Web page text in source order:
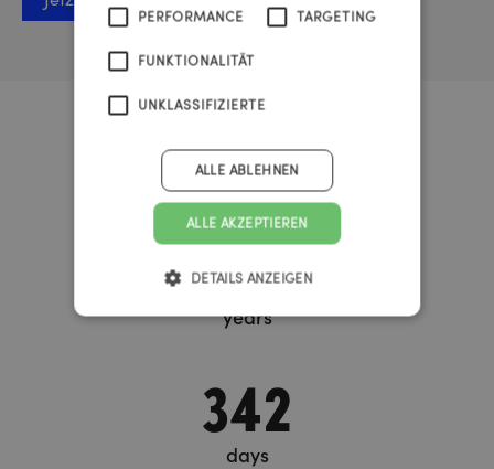
Urknall Timer
37
years
342
days
PERFORMANCE TARGETING
FUNKTIONALITÄT
UNKLASSIFIZIERTE
ALLE AKZEPTIEREN
ALLE ABLEHNEN
DETAILS ANZEIGEN